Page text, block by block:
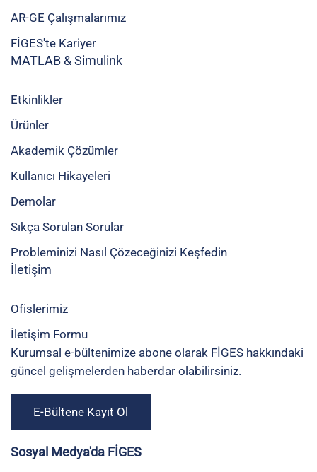
AR-GE Çalışmalarımız
FİGES'te Kariyer
MATLAB & Simulink
Etkinlikler
Ürünler
Akademik Çözümler
Kullanıcı Hikayeleri
Demolar
Sıkça Sorulan Sorular
Probleminizi Nasıl Çözeceğinizi Keşfedin
İletişim
Ofislerimiz
İletişim Formu
Kurumsal e-bültenimize abone olarak FİGES hakkındaki
güncel gelişmelerden haberdar olabilirsiniz.
E-Bültene Kayıt Ol
Sosyal Medya'da FİGES